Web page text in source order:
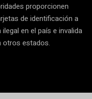
proporcionen
de identificación a
en el país e invalida
otros estados.